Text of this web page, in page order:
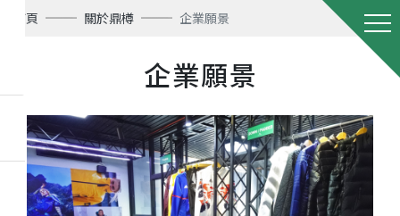
首頁 關於鼎樽 企業願景
企業願景